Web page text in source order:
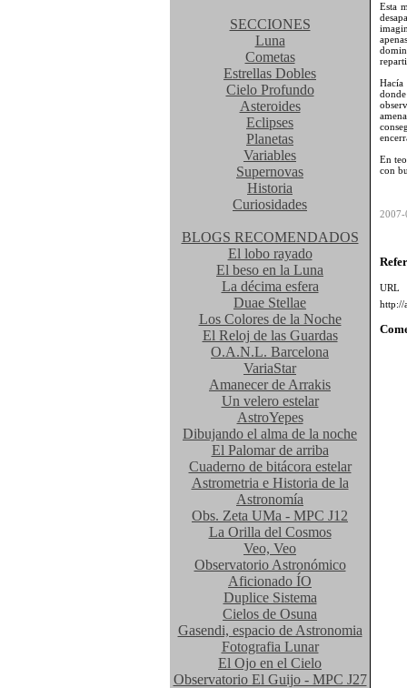
SECCIONES
Luna
Cometas
Estrellas Dobles
Cielo Profundo
Asteroides
Eclipses
Planetas
Variables
Supernovas
Historia
Curiosidades
BLOGS RECOMENDADOS
El lobo rayado
El beso en la Luna
La décima esfera
Duae Stellae
Los Colores de la Noche
El Reloj de las Guardas
O.A.N.L. Barcelona
VariaStar
Amanecer de Arrakis
Un velero estelar
AstroYepes
Dibujando el alma de la noche
El Palomar de arriba
Cuaderno de bitácora estelar
Astrometria e Historia de la
Astronomía
Obs. Zeta UMa - MPC J12
La Orilla del Cosmos
Veo, Veo
Observatorio Astronómico
Aficionado ÍO
Duplice Sistema
Cielos de Osuna
Gasendi, espacio de Astronomia
Fotografia Lunar
El Ojo en el Cielo
Observatorio El Guijo - MPC J27
Esta
En
con
http://